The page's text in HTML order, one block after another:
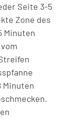
Seite 3-5
Zone des
Minuten
Minuten